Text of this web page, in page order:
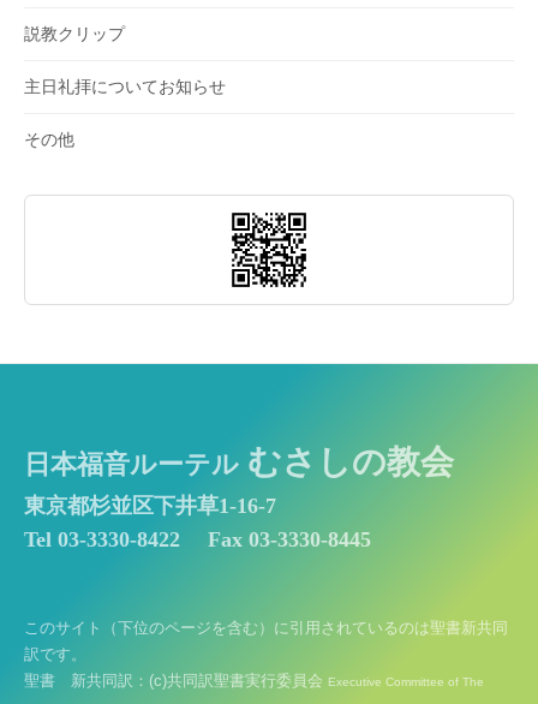
説教クリップ
主日礼拝についてお知らせ
その他
日本福音ルーテル むさしの教会
東京都杉並区下井草1-16-7
Tel 03-3330-8422
Fax 03-3330-8445
このサイト（下位のページを含む）に引用されているのは聖書新共同
訳です。
聖書 新共同訳：(c)共同訳聖書実行委員会 Executive Committee of The